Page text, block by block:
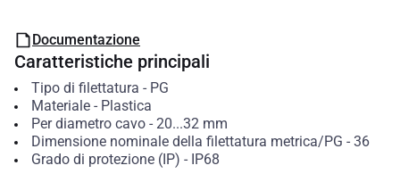
Documentazione
Caratteristiche principali
Tipo di filettatura - PG
Materiale- Plastica
Per diametro cavo- 20...32 mm
Dimensione nominale della filettatura metrica/PG - 36
Grado di protezione (IP) - IP68